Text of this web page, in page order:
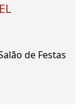
de Festas